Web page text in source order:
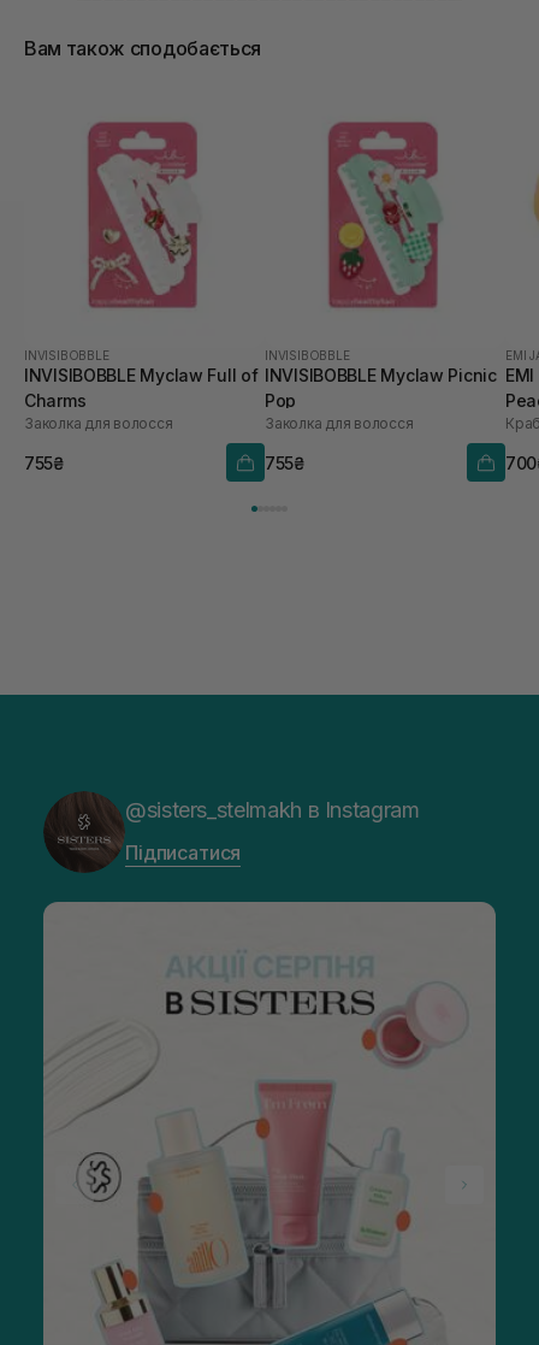
Вам також сподобається
INVISIBOBBLE
INVISIBOBBLE Myclaw Full of
Charms
Заколка для волосся
755₴
INVISIBOBBLE
INVISIBOBBLE Myclaw Picnic
Pop
Заколка для волосся
755₴
EMI
@sisters_stelmakh в Instagram
Підписатися